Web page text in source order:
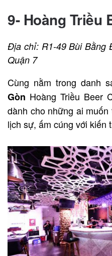
9- Hoàng Triều
Địa chỉ: R1-49 Bùi Bằng
Quận 7
Cùng nằm trong danh
Gòn Hoàng Triều Beer
dành cho những ai
lịch sự, ấm cúng với kiến